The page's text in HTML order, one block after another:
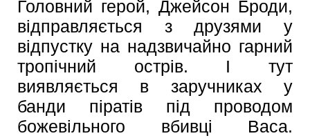
Головний герой, Джейсон Броди,
відправляється з друзями у
відпустку на надзвичайно гарний
тропічний острів. І тут
виявляється в заручниках у
банди піратів під проводом
божевільного вбивці Васа.